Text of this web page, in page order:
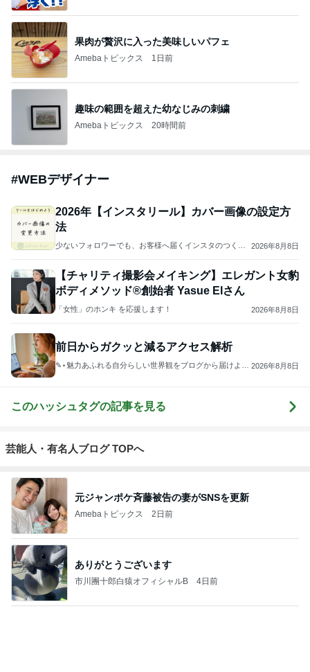
果肉が贅沢に入った美味しいパフェ
Amebaトピックス 1日前
趣味の範囲を超えた幼なじみの刺繍
Amebaトピックス 20時間前
#WEBデザイナー
2026年【インスタリール】カバー画像の設定方
法
少ないフォロワーでも、お客様へ届くインスタのつくり
2026年8月8日
【チャリティ撮影会メイキング】エレガント女豹
ボディメソッド®︎創始者 Yasue Elさん
「女性」のホンキ を応援します！ 2026年8月8日
前日からガクッと減るアクセス解析
✎⋆魅力あふれる自分らしい世界観をブログから届けよう
2026年8月8日
このハッシュタグの記事を見る
芸能人・有名人ブログ TOPへ
元ジャンポケ斉藤被告の妻がSNSを更新
Amebaトピックス 2日前
ありがとうございます
市川團十郎白猿オフィシャルB 4日前